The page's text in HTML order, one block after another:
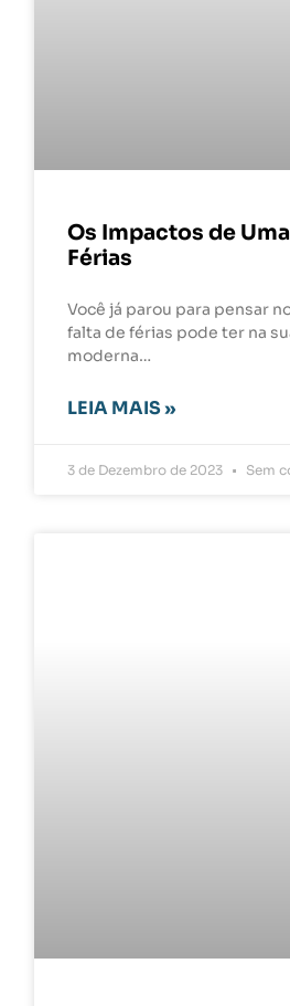
Os Impactos de
Férias
Você já parou para pensar
falta de férias pode ter na
moderna…
LEIA MAIS »
3 de Dezembro de 2023 Sem